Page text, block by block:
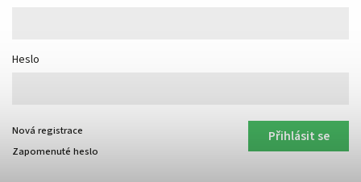
Heslo
Přihlásit se
Nová registrace
Zapomenuté heslo